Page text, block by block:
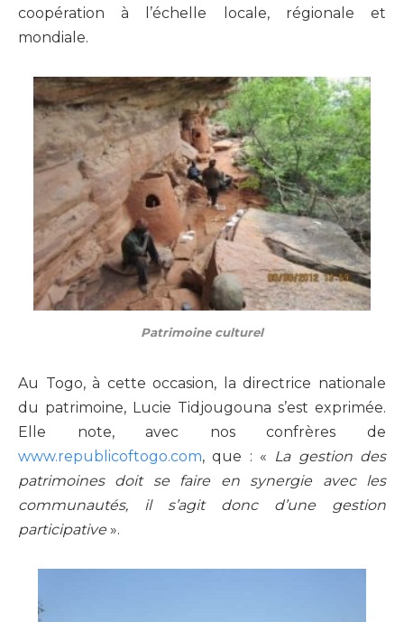
coopération à l’échelle locale, régionale et
mondiale.
Patrimoine culturel
Au Togo, à cette occasion, la directrice nationale
du patrimoine, Lucie Tidjougouna s’est exprimée.
Elle note, avec nos confrères de
www.republicoftogo.com, que : « La gestion des
patrimoines doit se faire en synergie avec les
communautés, il s’agit donc d’une gestion
participative ».